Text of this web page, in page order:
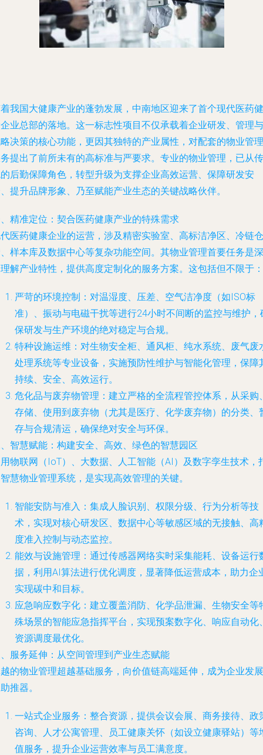
我国大健康产业的蓬勃发展，中南地区迎来了首个现代医药健
业总部的落地。这一标志性项目不仅承载着企业研发、管理与
决策的核心功能，更因其独特的产业属性，对配套的物业管理
提出了前所未有的高标准与严要求。专业的物业管理，已从传
后勤保障角色，转型升级为支撑企业高效运营、保障研发安
提升品牌形象、乃至赋能产业生态的关键战略伙伴。
精准定位：契合医药健康产业的特殊需求
医药健康企业的运营，涉及精密实验室、高标洁净区、冷链仓
样本库及数据中心等复杂功能空间。其物业管理首要任务是深
解产业特性，提供高度定制化的服务方案。这包括但不限于：
严苛的环境控制 ：对温湿度、压差、空气洁净度（如ISO标
准）、振动与电磁干扰等进行24小时不间断的监控与维护，
保研发与生产环境的绝对稳定与合规。
特种设施运维 ：对生物安全柜、通风柜、纯水系统、废气废
处理系统等专业设备，实施预防性维护与智能化管理，保障
持续、安全、高效运行。
危化品与废弃物管理 ：建立严格的全流程管控体系，从采购
存储、使用到废弃物（尤其是医疗、化学废弃物）的分类、
存与合规清运，确保绝对安全与环保。
智慧赋能：构建安全、高效、绿色的智慧园区
物联网（IoT）、大数据、人工智能（AI）及数字孪生技术，
慧物业管理系统，是实现高效管理的关键。
智能安防与准入 ：集成人脸识别、权限分级、行为分析等技
术，实现对核心研发区、数据中心等敏感区域的无接触、高
度准入控制与动态监控。
能效与设施管理 ：通过传感器网络实时采集能耗、设备运行
据，利用AI算法进行优化调度，显著降低运营成本，助力企
实现碳中和目标。
应急响应数字化 ：建立覆盖消防、化学品泄漏、生物安全等
殊场景的智能应急指挥平台，实现预案数字化、响应自动化
资源调度最优化。
服务延伸：从空间管理到产业生态赋能
的物业管理超越基础服务，向价值链高端延伸，成为企业发展
推器。
一站式企业服务 ：整合资源，提供会议会展、商务接待、政
咨询、人才公寓管理、员工健康关怀（如设立健康驿站）等
值服务，提升企业运营效率与员工满意度。